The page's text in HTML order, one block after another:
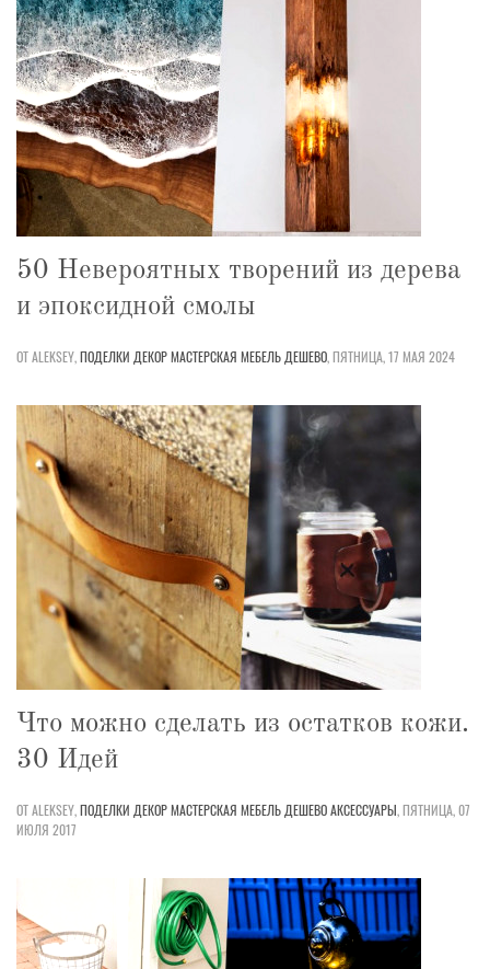
50 Невероятных творений из дерева
и эпоксидной смолы
ОТ ALEKSEY,ПОДЕЛКИ ДЕКОРМАСТЕРСКАЯ МЕБЕЛЬ ДЕШЕВО,ПЯТНИЦА, 17 МАЯ 2024
Что можно сделать из остатков кожи.
30 Идей
ОТ ALEKSEY,ПОДЕЛКИ ДЕКОРМАСТЕРСКАЯ МЕБЕЛЬ ДЕШЕВОАКСЕССУАРЫ,ПЯТНИЦА, 07
ИЮЛЯ 2017